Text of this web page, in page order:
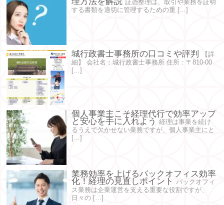
証憑整理は、取引や業務を証明
する書類を適切に管理するための重 […]
城行政書士事務所の口コミや評判
【詳
細】 会社名：城行政書士事務所 住所：〒810-00
[…]
個人事業主こそ経理代行で効率アップ
と安心を手に入れよう
経理は事業を続け
るうえで欠かせない業務ですが、個人事業主にと
[…]
業務効率を上げるバックオフィス効率
化！経理の見直しポイント
バックオフィ
ス業務は企業運営を支える重要な役割ですが、
日々の […]